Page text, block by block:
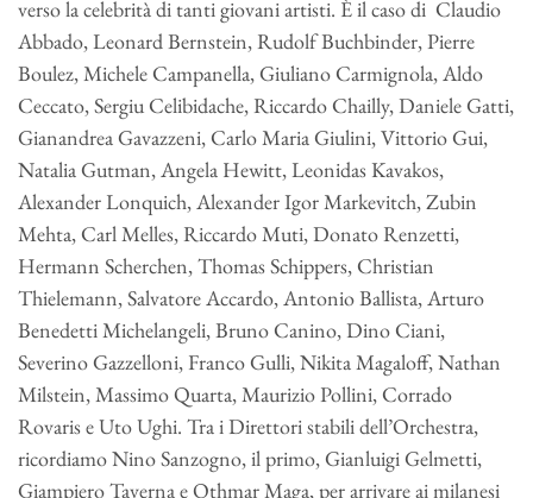
verso la celebrità di tanti giovani artisti. È il caso di Claudio
Abbado, Leonard Bernstein, Rudolf Buchbinder, Pierre
Boulez, Michele Campanella, Giuliano Carmignola, Aldo
Ceccato, Sergiu Celibidache, Riccardo Chailly, Daniele Gatti,
Gianandrea Gavazzeni, Carlo Maria Giulini, Vittorio Gui,
Natalia Gutman, Angela Hewitt, Leonidas Kavakos,
Alexander Lonquich, Alexander Igor Markevitch, Zubin
Mehta, Carl Melles, Riccardo Muti, Donato Renzetti,
Hermann Scherchen, Thomas Schippers, Christian
Thielemann, Salvatore Accardo, Antonio Ballista, Arturo
Benedetti Michelangeli, Bruno Canino, Dino Ciani,
Severino Gazzelloni, Franco Gulli, Nikita Magaloff, Nathan
Milstein, Massimo Quarta, Maurizio Pollini, Corrado
Rovaris e Uto Ughi. Tra i Direttori stabili dell’Orchestra,
ricordiamo Nino Sanzogno, il primo, Gianluigi Gelmetti,
Giampiero Taverna e Othmar Maga, per arrivare ai milanesi